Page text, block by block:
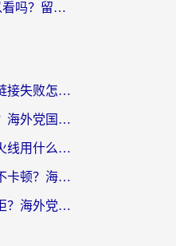
央视影音VIP海外可以看吗？留学生亲测有效的回国加速器选择指南
女神星球海外服务器链接失败怎么解决？海外党国服游戏加速避坑指南
日本怎么玩君临传奇？海外党国服游戏加速避坑指南（附菲律宾欧洲玩家实测）
海外党必看：打穿越火线用什么加速器？解决延迟卡顿，还能玩奇妙拼图世界和第五人格
波兰怎么玩无悔华夏不卡顿？海外国服游戏加速器终极指南（附征途2萤火突击解决方案）
英国怎么玩叫我大掌柜？海外党国服游戏加速避坑指南（附实测推荐）